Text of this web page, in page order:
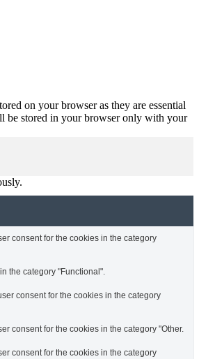
on your browser as they are essential
be stored in your browser only with your
consent for the cookies in the category
the category "Functional".
consent for the cookies in the category
consent for the cookies in the category "Other.
consent for the cookies in the category